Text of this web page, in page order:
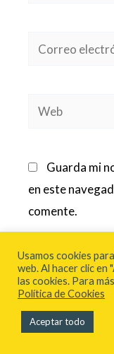
Correo
Web
Guarda mi
en este
comente.
Usamos cookies
web. Al hacer clic en
las cookies. Para
Política de Cookies
Aceptar todo